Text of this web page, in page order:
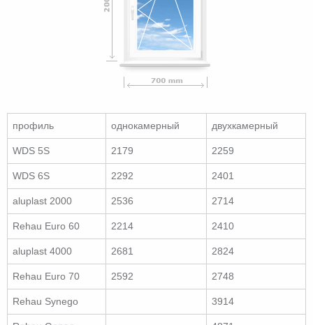
профиль однокамерный двухкамерный
WDS 5S 2179 2259
WDS 6S 2292 2401
aluplast 2000 2536 2714
Rehau Euro 60 2214 2410
aluplast 4000 2681 2824
Rehau Euro 70 2592 2748
Rehau Synego 3914